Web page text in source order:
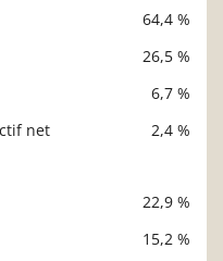
64,4 %
26,5 %
6,7 %
net
2,4 %
22,9 %
15,2 %